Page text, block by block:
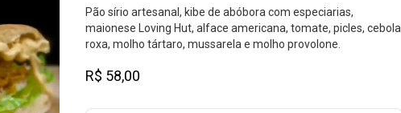
Pão sírio artesanal, kibe de abóbora com especiarias,
maionese Loving Hut, alface americana, tomate, picles, cebola
roxa, molho tártaro, mussarela e molho provolone.
R$ 58,00